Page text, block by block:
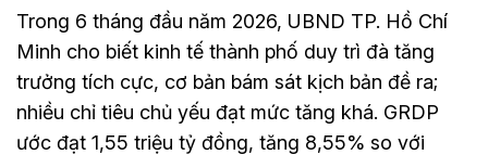
Trong 6 tháng đầu năm 2026, UBND TP. Hồ Chí
Minh cho biết kinh tế thành phố duy trì đà tăng
trưởng tích cực, cơ bản bám sát kịch bản đề ra;
nhiều chỉ tiêu chủ yếu đạt mức tăng khá. GRDP
ước đạt 1,55 triệu tỷ đồng, tăng 8,55% so với